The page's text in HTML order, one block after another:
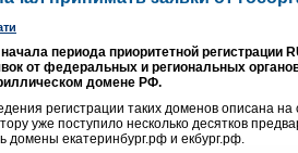
периода приоритетной регистрации
от федеральных и региональных
домене РФ.
регистрации таких доменов описана
уже поступило несколько десятков
домены екатеринбург.рф и екбург.рф.